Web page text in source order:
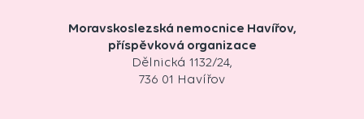
Moravskoslezská nemocnice Havířov,
příspěvková organizace
Dělnická 1132/24,
736 01 Havířov